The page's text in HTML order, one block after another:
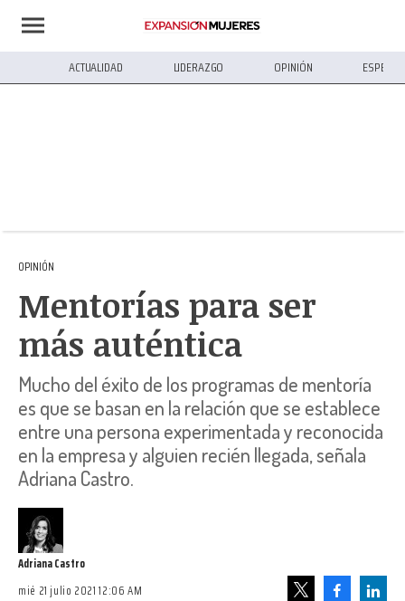
ACTUALIDAD LIDERAZGO OPINIÓN
OPINIÓN
Mentorías para ser
más auténtica
Mucho del éxito de los programas de mentoría
es que se basan en la relación que se establece
entre una persona experimentada y reconocida
en la empresa y alguien recién llegada, señala
Adriana Castro.
Adriana Castro
mié 21 julio 2021 12:06 AM
Facebook